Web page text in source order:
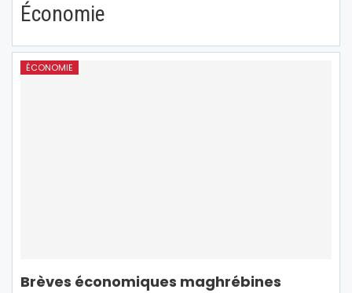
Économie
ÉCONOMIE
Brèves économiques maghrébines